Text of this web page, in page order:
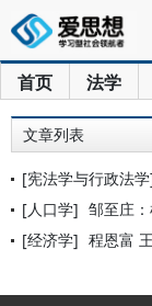
首页 法学
文章列表
[宪法学与行政法
[人口学] 邹至庄
[经济学] 程恩富